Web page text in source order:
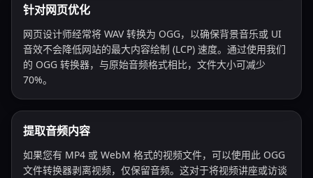
针对网页优化
网页设计师经常将 WAV 转换为 OGG，以确保背景音乐或 UI
音效不会降低网站的最大内容绘制 (LCP) 速度。通过使用我们
的 OGG 转换器，与原始音频格式相比，文件大小可减少
70%。
提取音频内容
如果您有 MP4 或 WebM 格式的视频文件，可以使用此 OGG
文件转换器剥离视频，仅保留音频。这对于将视频讲座或访谈